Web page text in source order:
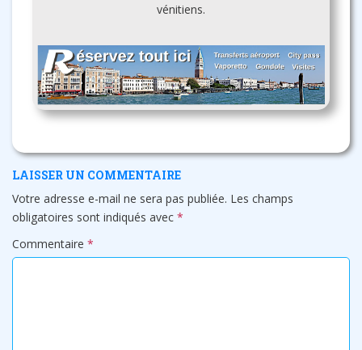
vénitiens.
LAISSER UN COMMENTAIRE
Votre adresse e-mail ne sera pas publiée. Les champs
obligatoires sont indiqués avec *
Commentaire *